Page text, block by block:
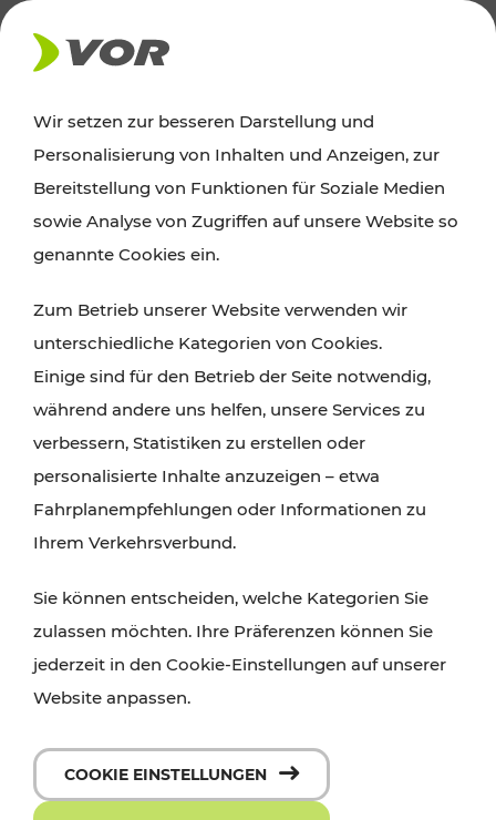
AKTUELLES
Ausflugstipps
Wien, Niederösterreich und das Burgenland
Wanderungen, Kultur und Gastronomie,
Radtouren oder purer Naturgenuss – viele
Attraktionen sind mit den Ticket- und Fahrplan-
Angeboten des VOR gut und schnell erreichbar.
Wir setzen zur besseren Darstellung und
Personalisierung von Inhalten und Anzeigen, zur
Bereitstellung von Funktionen für Soziale Medien
sowie Analyse von Zugriffen auf unsere Website so
genannte Cookies ein.
Zum Betrieb unserer Website verwenden wir
unterschiedliche Kategorien von Cookies.
Einige sind für den Betrieb der Seite notwendig,
während andere uns helfen, unsere Services zu
verbessern, Statistiken zu erstellen oder
personalisierte Inhalte anzuzeigen – etwa
Fahrplanempfehlungen oder Informationen zu
Ihrem Verkehrsverbund.
Sie können entscheiden, welche Kategorien Sie
zulassen möchten. Ihre Präferenzen können Sie
jederzeit in den Cookie-Einstellungen auf unserer
Website anpassen.
COOKIE EINSTELLUNGEN